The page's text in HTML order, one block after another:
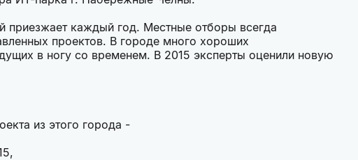
приезжает каждый год. Местные отборы всегда
проектов. В городе много хороших
в ногу со временем. В 2015 эксперты оценили новую
из этого города -